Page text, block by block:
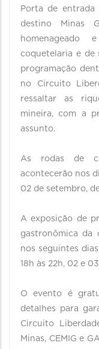
Porta de
destino Minas
homenageado
coquetelaria e de
programação
no Circuito
ressaltar as
mineira, com a
assunto.
As rodas de
acontecerão nos
02 de setembro,
A exposição de
gastronômica da
nos seguintes
18h às 22h, 02 e
O evento é
detalhes para
Circuito
Minas, CEMIG e